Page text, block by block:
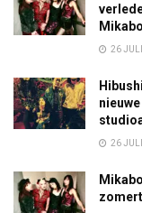
26
26